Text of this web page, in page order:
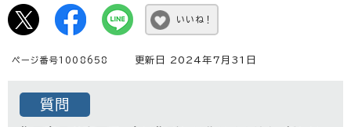
いいね！
ページ番号1008658 更新日 2024年7月31日
質問